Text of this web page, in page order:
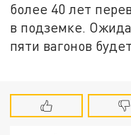
более 40 лет
в подземке.
пяти вагонов